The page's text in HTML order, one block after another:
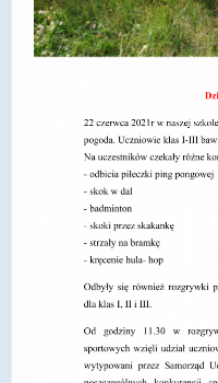
RODO
PROJEKT ,,SZKOŁY
KSZTAŁCENIA
ŻORY”
REKRUTACJA 2026/
mLegitymacja